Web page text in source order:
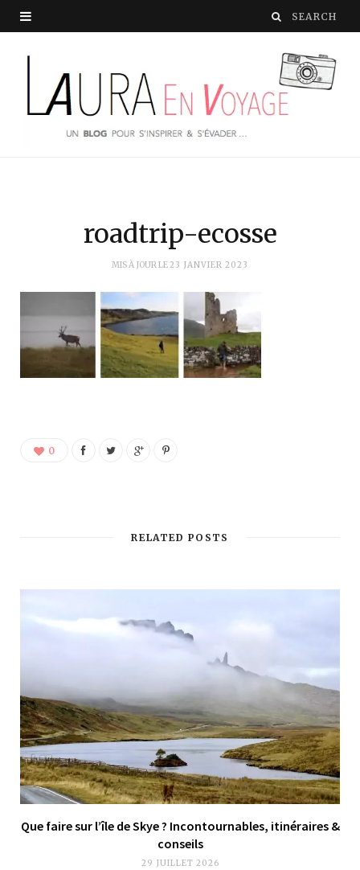
roadtrip-ecosse
MIS À JOUR LE23 JANVIER 2023
0
RELATED POSTS
Que faire sur l’île de Skye ? Incontournables, itinéraires &
conseils
29 JUILLET 2026